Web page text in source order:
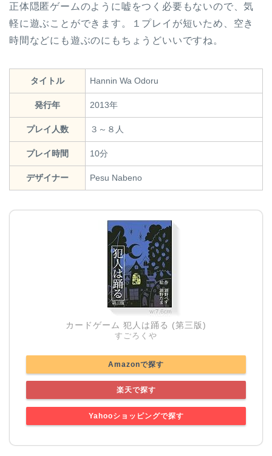
正体隠匿ゲームのように嘘をつく必要もないので、気
軽に遊ぶことができます。１プレイが短いため、空き
時間などにも遊ぶのにもちょうどいいですね。
タイトル Hannin Wa Odoru
発行年 2013年
プレイ人数 ３～８人
プレイ時間 10分
デザイナー Pesu Nabeno
カードゲーム 犯人は踊る (第三版)
すごろくや
Amazonで探す
楽天で探す
Yahooショッピングで探す